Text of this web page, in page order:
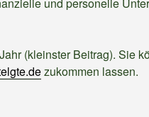
(kleinster Beitrag). Sie
zukommen lassen.